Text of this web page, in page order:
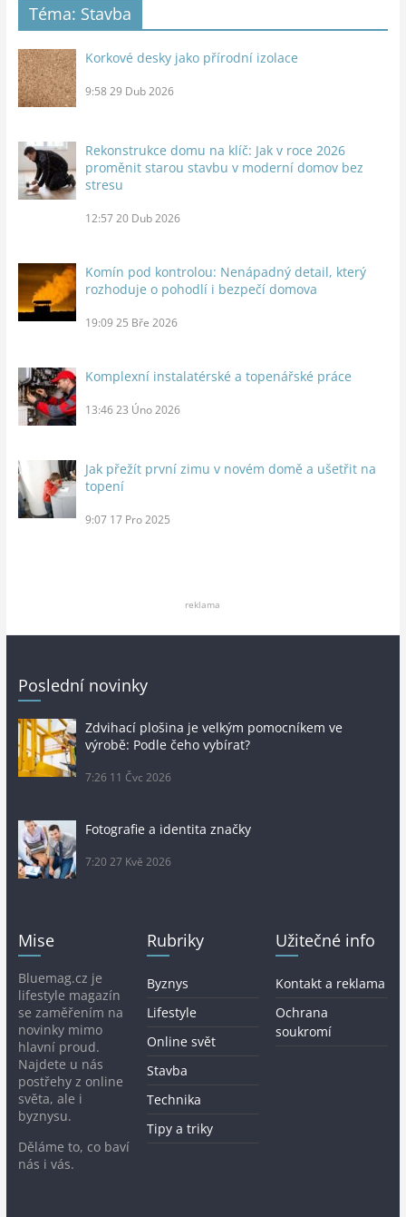
Téma: Stavba
Korkové desky jako přírodní izolace
9:58 29 Dub 2026
Rekonstrukce domu na klíč: Jak v roce 2026
proměnit starou stavbu v moderní domov bez
stresu
12:57 20 Dub 2026
Komín pod kontrolou: Nenápadný detail, který
rozhoduje o pohodlí i bezpečí domova
19:09 25 Bře 2026
Komplexní instalatérské a topenářské práce
13:46 23 Úno 2026
Jak přežít první zimu v novém domě a ušetřit na
topení
9:07 17 Pro 2025
reklama
Poslední novinky
Zdvihací plošina je velkým pomocníkem ve
výrobě: Podle čeho vybírat?
7:26 11 Čvc 2026
Fotografie a identita značky
7:20 27 Kvě 2026
Mise
Bluemag.cz je
lifestyle magazín
se zaměřením na
novinky mimo
hlavní proud.
Najdete u nás
postřehy z online
světa, ale i
byznysu.
Děláme to, co baví
nás i vás.
Rubriky
Byznys
Lifestyle
Online svět
Stavba
Technika
Tipy a triky
Užitečné info
Kontakt a reklama
Ochrana
soukromí